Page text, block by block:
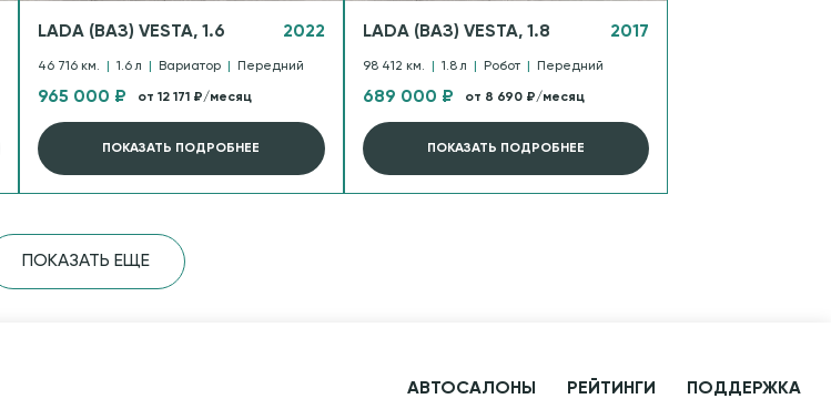
LADA (ВАЗ) VESTA, 1.6 2022
46 716 км. 1.6 л Вариатор Передний
965 000 ₽ от 12 171 ₽/месяц
ПОКАЗАТЬ ПОДРОБНЕЕ
LADA (ВАЗ) VESTA, 1.8 2017
98 412 км. 1.8 л Робот Передний
689 000 ₽ от 8 690 ₽/месяц
ПОКАЗАТЬ ПОДРОБНЕЕ
ПОКАЗАТЬ ЕЩЕ
АВТОСАЛОНЫ РЕЙТИНГИ ПОДДЕРЖКА